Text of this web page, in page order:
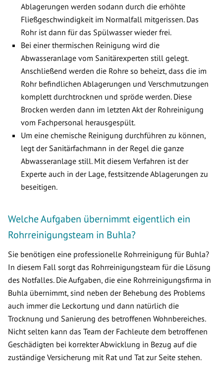
Ablagerungen werden sodann durch die erhöhte
Fließgeschwindigkeit im Normalfall mitgerissen. Das
Rohr ist dann für das Spülwasser wieder frei.
Bei einer thermischen Reinigung wird die
Abwasseranlage vom Sanitärexperten still gelegt.
Anschließend werden die Rohre so beheizt, dass die im
Rohr befindlichen Ablagerungen und Verschmutzungen
komplett durchtrocknen und spröde werden. Diese
Brocken werden dann im letzten Akt der Rohreinigung
vom Fachpersonal herausgespült.
Um eine chemische Reinigung durchführen zu können,
legt der Sanitärfachmann in der Regel die ganze
Abwasseranlage still. Mit diesem Verfahren ist der
Experte auch in der Lage, festsitzende Ablagerungen zu
beseitigen.
Welche Aufgaben übernimmt eigentlich ein
Rohrreinigungsteam in Buhla?
Sie benötigen eine professionelle Rohrreinigung für Buhla?
In diesem Fall sorgt das Rohrreinigungsteam für die Lösung
des Notfalles. Die Aufgaben, die eine Rohrreinigungsfirma in
Buhla übernimmt, sind neben der Behebung des Problems
auch immer die Leckortung und dann natürlich die
Trocknung und Sanierung des betroffenen Wohnbereiches.
Nicht selten kann das Team der Fachleute dem betroffenen
Geschädigten bei korrekter Abwicklung in Bezug auf die
zuständige Versicherung mit Rat und Tat zur Seite stehen.